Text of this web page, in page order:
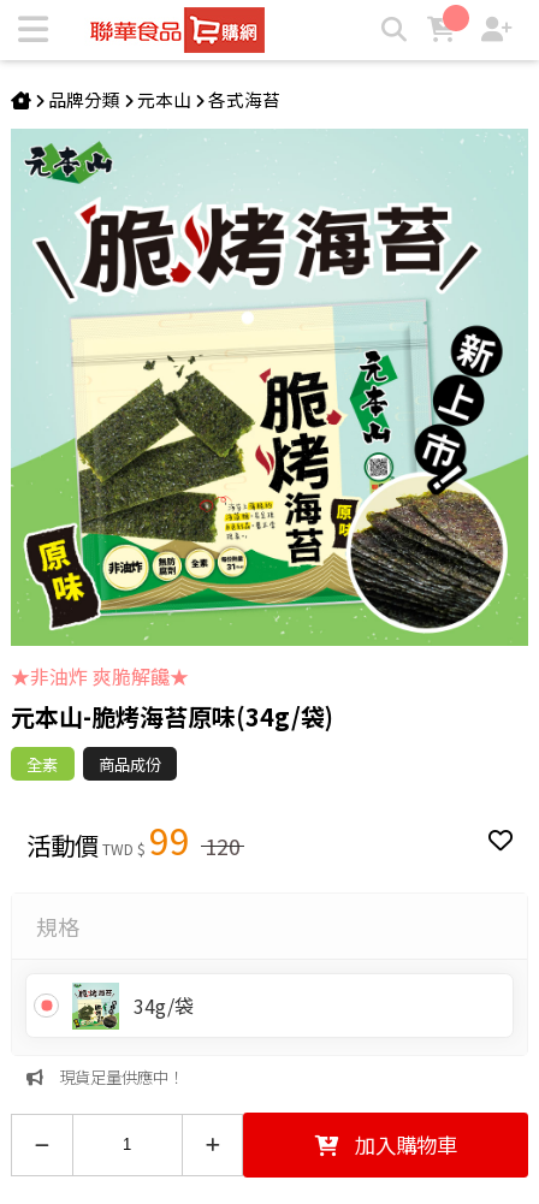
元本山-脆烤海苔原味(34g/袋) | ★聯華食品e購網★
品牌分類 元本山 各式海苔
★非油炸 爽脆解饞★
元本山-脆烤海苔原味(34g/袋)
全素 商品成份
活動價TWD $ 99 120
規格
34g/袋
現貨足量供應中！
加入購物車